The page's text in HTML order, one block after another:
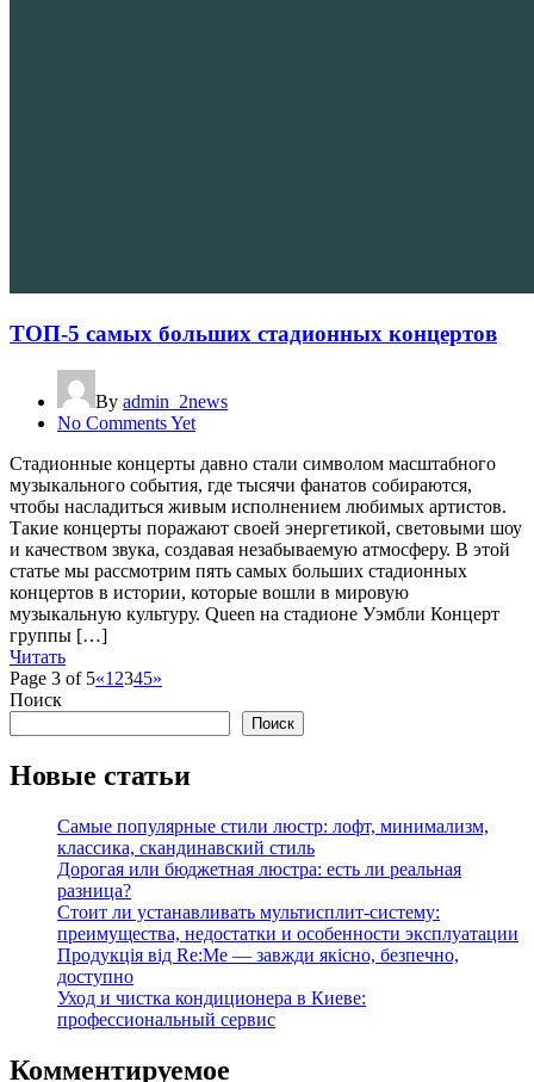
ТОП-5 самых больших стадионных концертов
By admin_2news
No Comments Yet
Стадионные концерты давно стали символом масштабного
музыкального события, где тысячи фанатов собираются,
чтобы насладиться живым исполнением любимых артистов.
Такие концерты поражают своей энергетикой, световыми шоу
и качеством звука, создавая незабываемую атмосферу. В этой
статье мы рассмотрим пять самых больших стадионных
концертов в истории, которые вошли в мировую
музыкальную культуру. Queen на стадионе Уэмбли Концерт
группы […]
Читать
Page 3 of 5«1 2345»
Поиск
Поиск
Новые статьи
Самые популярные стили люстр: лофт, минимализм,
классика, скандинавский стиль
Дорогая или бюджетная люстра: есть ли реальная
разница?
Стоит ли устанавливать мультисплит-систему:
преимущества, недостатки и особенности эксплуатации
Продукція від Re:Me — завжди якісно, безпечно,
доступно
Уход и чистка кондиционера в Киеве:
профессиональный сервис
Комментируемое